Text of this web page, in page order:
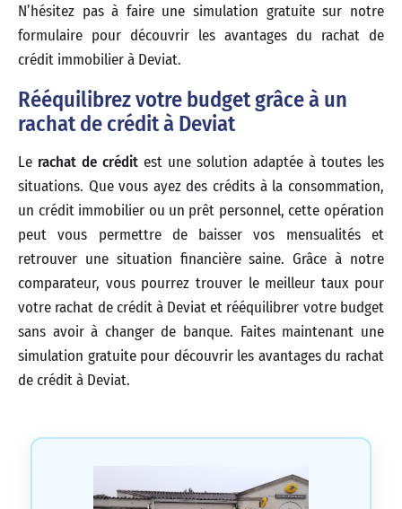
N’hésitez pas à faire une simulation gratuite sur notre
formulaire pour découvrir les avantages du rachat de
crédit immobilier à Deviat.
Rééquilibrez votre budget grâce à un
rachat de crédit à Deviat
Le rachat de crédit est une solution adaptée à toutes les
situations. Que vous ayez des crédits à la consommation,
un crédit immobilier ou un prêt personnel, cette opération
peut vous permettre de baisser vos mensualités et
retrouver une situation financière saine. Grâce à notre
comparateur, vous pourrez trouver le meilleur taux pour
votre rachat de crédit à Deviat et rééquilibrer votre budget
sans avoir à changer de banque. Faites maintenant une
simulation gratuite pour découvrir les avantages du rachat
de crédit à Deviat.